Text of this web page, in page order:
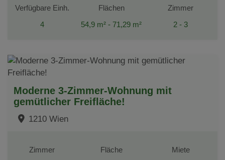
Verfügbare Einh.
4
Flächen
54,9 m² - 71,29 m²
Zimmer
2 - 3
Moderne 3-Zimmer-Wohnung mit
gemütlicher Freifläche!
1210 Wien
Zimmer
Fläche
Miete